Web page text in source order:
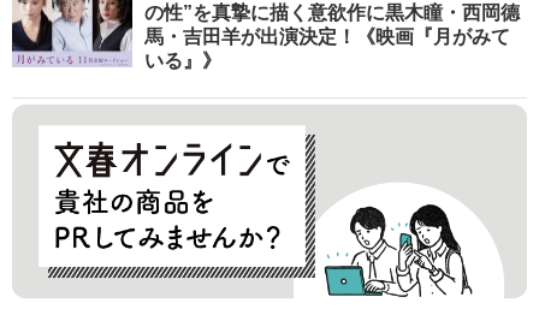
の性”を真摯に描く意欲作に黒木瞳・西岡德
馬・吉田羊が出演決定！《映画『月がみて
いる』》